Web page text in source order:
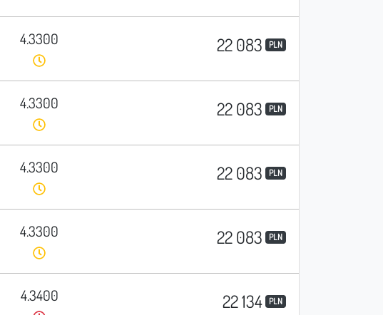
4.3300 22 083 PLN
4.3300 22 083 PLN
4.3300 22 083 PLN
4.3300 22 083 PLN
4.3400 22 134 PLN